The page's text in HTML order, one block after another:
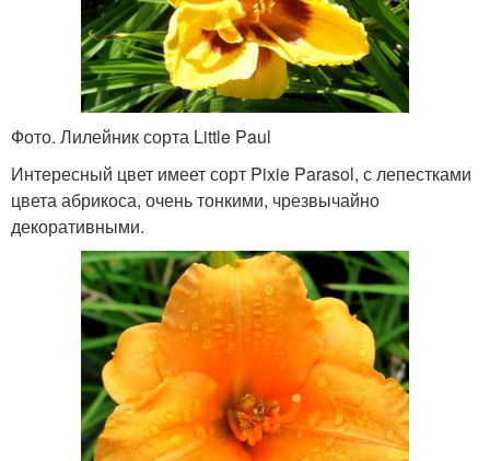
Фото. Лилейник сорта Little Paul
Интересный цвет имеет сорт Pixie Parasol, с лепестками
цвета абрикоса, очень тонкими, чрезвычайно
декоративными.